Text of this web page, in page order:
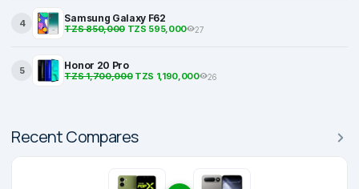
4 Samsung Galaxy F62
TZS 850,000TZS 595,000 27
5 Honor 20 Pro
TZS 1,700,000TZS 1,190,000 26
Recent Compares